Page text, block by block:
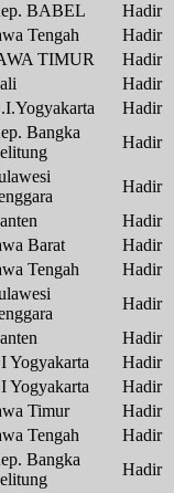
BABEL
Hadir
Tengah
Hadir
TIMUR
Hadir
Hadir
Hadir
Bangka
Hadir
Hadir
Hadir
Barat
Hadir
Tengah
Hadir
Hadir
Hadir
Yogyakarta
Hadir
Yogyakarta
Hadir
Timur
Hadir
Tengah
Hadir
Bangka
Hadir